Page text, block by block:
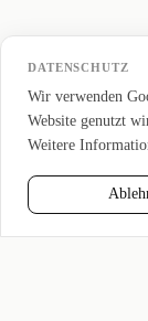
DATENSCHUTZ
Wir verwenden
Website genutzt
Weitere